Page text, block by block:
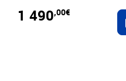
1 490,00€